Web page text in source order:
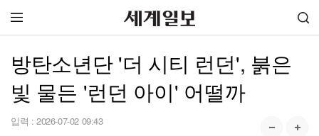
방탄소년단 '더 시티 런던', 붉은
빛 물든 '런던 아이' 어떨까
입력 : 2026-07-02 09:43